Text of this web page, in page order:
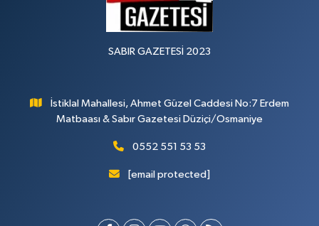
SABIR GAZETESİ 2023
İstiklal Mahallesi, Ahmet Güzel Caddesi No:7 Erdem
Matbaası & Sabır Gazetesi Düziçi/Osmaniye
0552 551 53 53
[email protected]